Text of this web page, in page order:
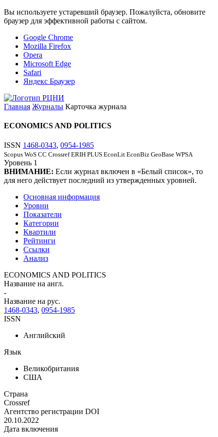
Вы используете устаревший браузер. Пожалуйста, обновите
браузер для эффективной работы с сайтом.
Google Chrome
Mozilla Firefox
Opera
Microsoft Edge
Safari
Яндекс Браузер
Главная Журналы Карточка журнала
ECONOMICS AND POLITICS
ISSN 1468-0343, 0954-1985
Scopus WoS CC Crossref ERIH PLUS EconLit EconBiz GeoBase WPSA
Уровень 1
ВНИМАНИЕ: Если журнал включен в «Белый список», то
для него действует последний из утвержденных уровней.
Основная информация
Уровни
Показатели
Категории
Квартили
Рейтинги
Ссылки
Анализ
ECONOMICS AND POLITICS
Название на англ.
-
Название на рус.
1468-0343, 0954-1985
ISSN
Английский
Язык
Великобритания
США
Страна
Crossref
Агентство регистрации DOI
20.10.2022
Дата включения